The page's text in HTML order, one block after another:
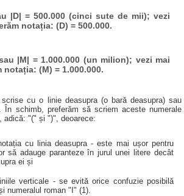
|D| = 500.000 (cinci sute de mii); vezi
notația: (D) = 500.000.
|M| = 1.000.000 (un milion); vezi mai
notația: (M) = 1.000.000.
cu o linie deasupra (o bară deasupra) sau
În schimb, preferăm să scriem aceste numerale
adică: "(" și ")", deoarece:
cu linia deasupra - este mai ușor pentru
să adauge paranteze în jurul unei litere decât
ei și
verticale - se evită orice confuzie posibilă
numeralul roman "I" (1).